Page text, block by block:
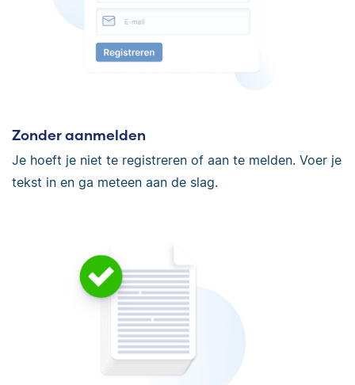
Zonder aanmelden
Je hoeft je niet te registreren of aan te melden. Voer je
tekst in en ga meteen aan de slag.